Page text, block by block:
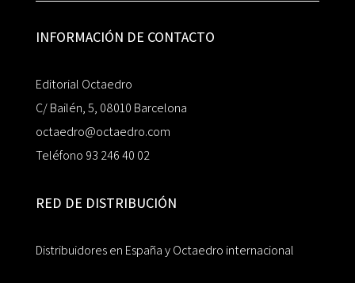
INFORMACIÓN DE CONTACTO
Editorial Octaedro
C/ Bailén, 5, 08010 Barcelona
octaedro@octaedro.com
Teléfono 93 246 40 02
RED DE DISTRIBUCIÓN
Distribuidores en España y Octaedro internacional